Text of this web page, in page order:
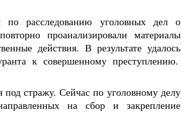
расследованию уголовных дел о
проанализировали материалы
действия. В результате удалось
к совершенному преступлению.
стражу. Сейчас по уголовному делу
на сбор и закрепление